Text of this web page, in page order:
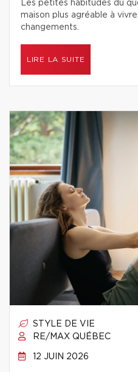
Les petites habitudes du
maison plus agréable à
changements.
LIRE LA SUITE
STYLE DE VIE
RE/MAX QUÉBEC
12 JUIN 2026